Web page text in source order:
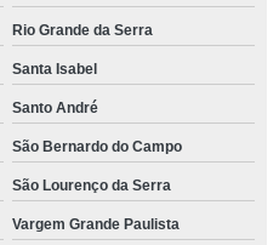
Rio Grande da Serra
Santa Isabel
Santo André
São Bernardo do Campo
São Lourenço da Serra
Vargem Grande Paulista